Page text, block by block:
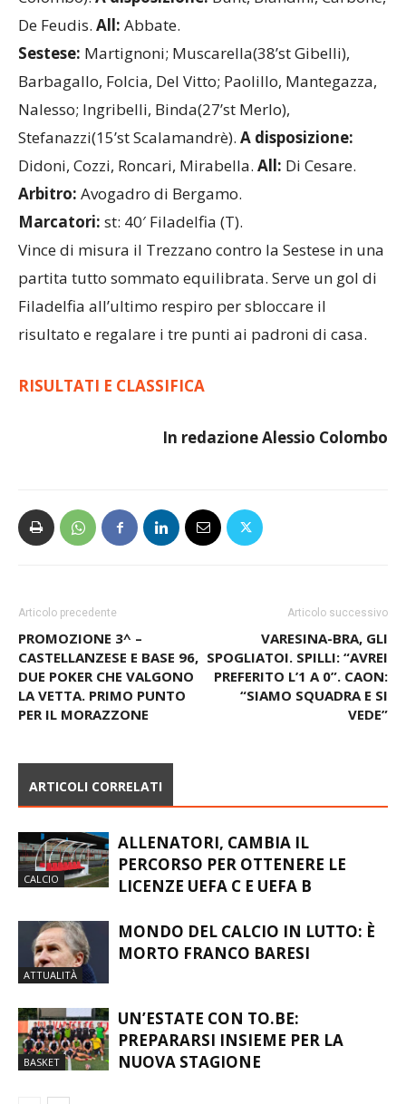
De Feudis. All: Abbate.
Sestese: Martignoni; Muscarella(38’st Gibelli),
Barbagallo, Folcia, Del Vitto; Paolillo, Mantegazza,
Nalesso; Ingribelli, Binda(27’st Merlo),
Stefanazzi(15’st Scalamandrè). A disposizione:
Didoni, Cozzi, Roncari, Mirabella. All: Di Cesare.
Arbitro: Avogadro di Bergamo.
Marcatori: st: 40′ Filadelfia (T).
Vince di misura il Trezzano contro la Sestese in una
partita tutto sommato equilibrata. Serve un gol di
Filadelfia all’ultimo respiro per sbloccare il
risultato e regalare i tre punti ai padroni di casa.
RISULTATI E CLASSIFICA
In redazione Alessio Colombo
Articolo precedente
PROMOZIONE 3^ –
CASTELLANZESE E BASE 96,
DUE POKER CHE VALGONO
LA VETTA. PRIMO PUNTO
PER IL MORAZZONE
Articolo successivo
VARESINA-BRA, GLI
SPOGLIATOI. SPILLI: “AVREI
PREFERITO L’1 A 0”. CAON:
“SIAMO SQUADRA E SI
VEDE”
ARTICOLI CORRELATI
CALCIO
ALLENATORI, CAMBIA IL
PERCORSO PER OTTENERE LE
LICENZE UEFA C E UEFA B
ATTUALITÀ
MONDO DEL CALCIO IN LUTTO: È
MORTO FRANCO BARESI
BASKET
UN’ESTATE CON TO.BE:
PREPARARSI INSIEME PER LA
NUOVA STAGIONE